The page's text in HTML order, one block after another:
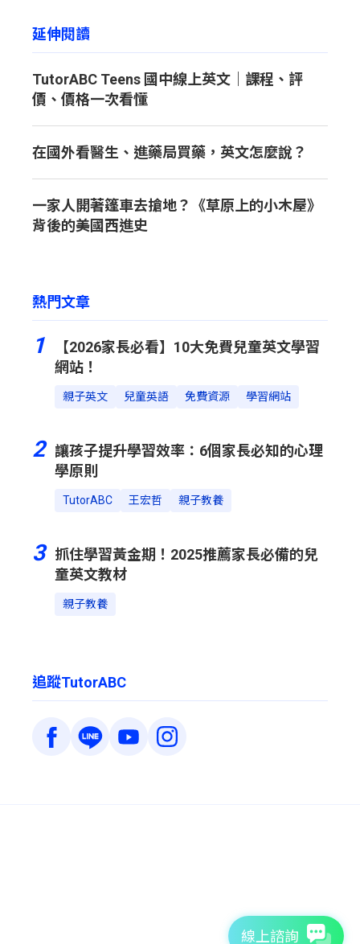
延伸閱讀
TutorABC Teens 國中線上英文｜課程、評
價、價格一次看懂
在國外看醫生、進藥局買藥，英文怎麼說？
一家人開著篷車去搶地？《草原上的小木屋》
背後的美國西進史
熱門文章
1
【2026家長必看】10大免費兒童英文學習
網站！
親子英文 兒童英語 免費資源 學習網站
2
讓孩子提升學習效率：6個家長必知的心理
學原則
TutorABC 王宏哲 親子教養
3
抓住學習黃金期！2025推薦家長必備的兒
童英文教材
親子教養
追蹤TutorABC
線上諮詢